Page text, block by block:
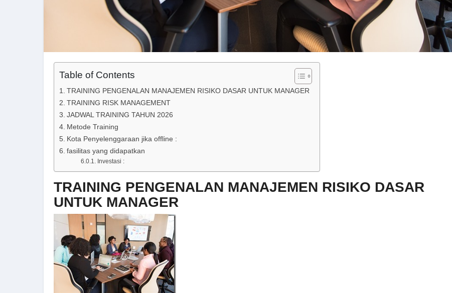
Table of Contents
TRAINING PENGENALAN MANAJEMEN RISIKO DASAR UNTUK MANAGER
TRAINING RISK MANAGEMENT
JADWAL TRAINING TAHUN 2026
Metode Training
Kota Penyelenggaraan jika offline :
fasilitas yang didapatkan
Investasi :
TRAINING PENGENALAN MANAJEMEN RISIKO DASAR
UNTUK MANAGER